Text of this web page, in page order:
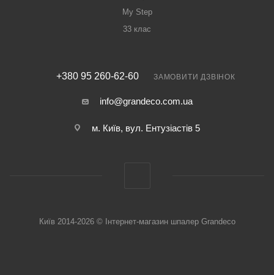
My Step
33 клас
+380 95 260-62-60 ЗАМОВИТИ ДЗВІНОК
info@grandeco.com.ua
м. Київ, вул. Ентузіастів 5
Київ 2014-2026 © Інтернет-магазин шпалер Grandeco